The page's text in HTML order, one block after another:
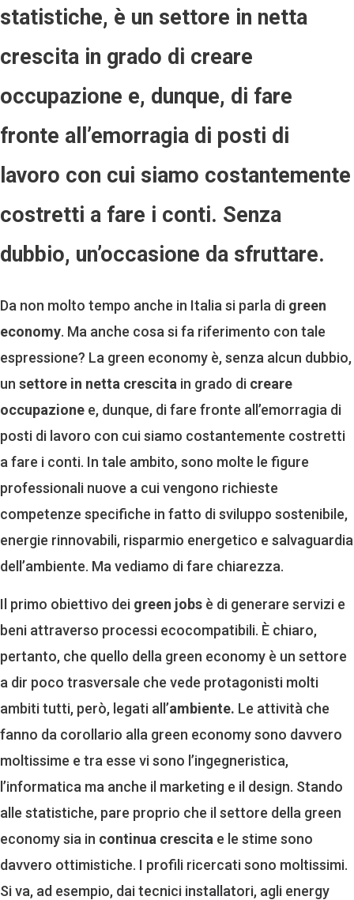
statistiche, è un settore in netta
crescita in grado di creare
occupazione e, dunque, di fare
fronte all’emorragia di posti di
lavoro con cui siamo costantemente
costretti a fare i conti. Senza
dubbio, un’occasione da sfruttare.
Da non molto tempo anche in Italia si parla di green
economy. Ma anche cosa si fa riferimento con tale
espressione? La green economy è, senza alcun dubbio,
un settore in netta crescita in grado di creare
occupazione e, dunque, di fare fronte all’emorragia di
posti di lavoro con cui siamo costantemente costretti
a fare i conti. In tale ambito, sono molte le figure
professionali nuove a cui vengono richieste
competenze specifiche in fatto di sviluppo sostenibile,
energie rinnovabili, risparmio energetico e salvaguardia
dell’ambiente. Ma vediamo di fare chiarezza.
Il primo obiettivo dei green jobs è di generare servizi e
beni attraverso processi ecocompatibili. È chiaro,
pertanto, che quello della green economy è un settore
a dir poco trasversale che vede protagonisti molti
ambiti tutti, però, legati all’ambiente. Le attività che
fanno da corollario alla green economy sono davvero
moltissime e tra esse vi sono l’ingegneristica,
l’informatica ma anche il marketing e il design. Stando
alle statistiche, pare proprio che il settore della green
economy sia in continua crescita e le stime sono
davvero ottimistiche. I profili ricercati sono moltissimi.
Si va, ad esempio, dai tecnici installatori, agli energy